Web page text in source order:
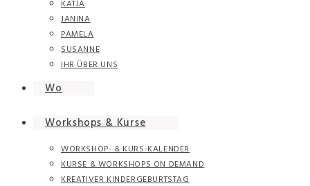
KATJA
JANINA
PAMELA
SUSANNE
IHR ÜBER UNS
Wo
Workshops & Kurse
WORKSHOP- & KURS-KALENDER
KURSE & WORKSHOPS ON DEMAND
KREATIVER KINDERGEBURTSTAG